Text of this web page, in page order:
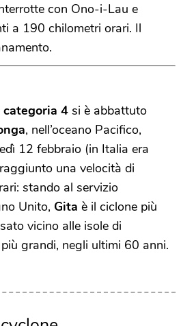
con Ono-i-Lau e
a 190 chilometri orari. Il
categoria 4 si è abbattuto
, nell’oceano Pacifico,
12 febbraio (in Italia era
una velocità di
stando al servizio
Unito, Gita è il ciclone più
vicino alle isole di
grandi, negli ultimi 60 anni.